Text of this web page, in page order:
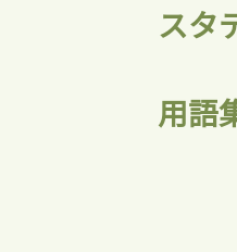
ログインが必
スタ
用語